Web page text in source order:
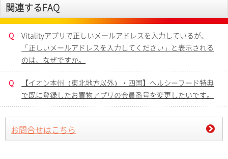
関連するFAQ
Q
Vitalityアプリで正しいメールアドレスを入力しているが、
「正しいメールアドレスを入力してください」と表示される
のは、なぜですか。
Q
【イオン本州（東北地方以外）・四国】ヘルシーフード特典
で既に登録したお買物アプリの会員番号を変更したいです。
お問合せはこちら